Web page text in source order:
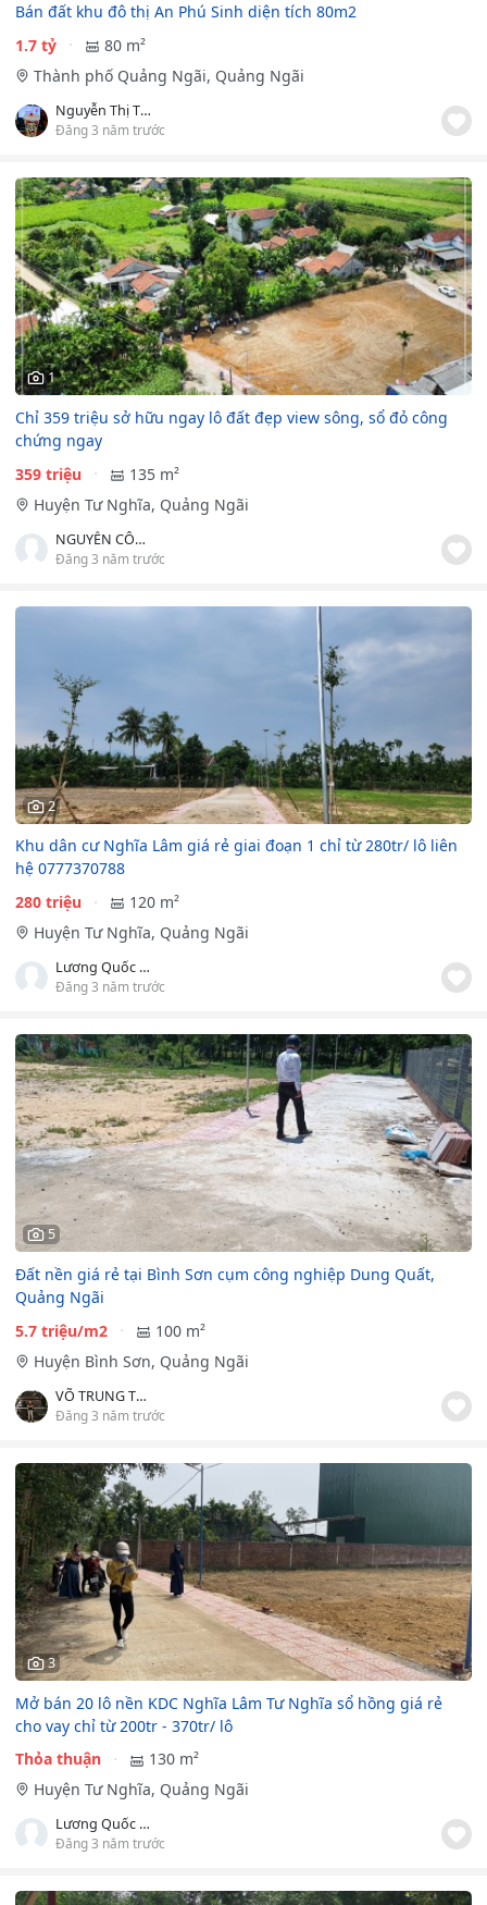
Bán đất khu đô thị An Phú Sinh diện tích 80m2
1.7 tỷ
80 m²
Thành phố Quảng Ngãi, Quảng Ngãi
Nguyễn Thị Thuận
Đăng 3 năm trước
1
Chỉ 359 triệu sở hữu ngay lô đất đẹp view sông, sổ đỏ công
chứng ngay
359 triệu
135 m²
Huyện Tư Nghĩa, Quảng Ngãi
NGUYỄN CÔNG TRƯỜNG
Đăng 3 năm trước
2
Khu dân cư Nghĩa Lâm giá rẻ giai đoạn 1 chỉ từ 280tr/ lô liên
hệ 0777370788
280 triệu
120 m²
Huyện Tư Nghĩa, Quảng Ngãi
Lương Quốc Đoàn
Đăng 3 năm trước
5
Đất nền giá rẻ tại Bình Sơn cụm công nghiệp Dung Quất,
Quảng Ngãi
5.7 triệu/m2
100 m²
Huyện Bình Sơn, Quảng Ngãi
VÕ TRUNG TRỰC
Đăng 3 năm trước
3
Mở bán 20 lô nền KDC Nghĩa Lâm Tư Nghĩa sổ hồng giá rẻ
cho vay chỉ từ 200tr - 370tr/ lô
Thỏa thuận
130 m²
Huyện Tư Nghĩa, Quảng Ngãi
Lương Quốc Đoàn
Đăng 3 năm trước